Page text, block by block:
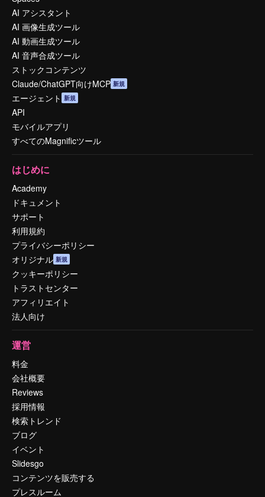
AI アシスタント
AI 画像生成ツール
AI 動画生成ツール
AI 音声合成ツール
ストックコンテンツ
Claude/ChatGPT向けMCP 新規
エージェント 新規
API
モバイルアプリ
すべてのMagnificツール
はじめに
Academy
ドキュメント
サポート
利用規約
プライバシーポリシー
オリジナル 新規
クッキーポリシー
トラストセンター
アフィリエイト
法人向け
運営
料金
会社概要
Reviews
採用情報
検索トレンド
ブログ
イベント
Slidesgo
コンテンツを販売する
プレスルーム